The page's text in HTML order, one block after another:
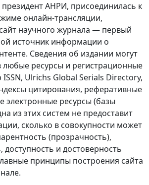
президент АНРИ, присоединилась к
онлайн-трансляции,
научного журнала — первый
источник информации о
Сведения об издании могут
ресурсы и регистрационные
ISSN, Ulrichs Global Serials Directory,
цитирования, реферативные
электронные ресурсы (базы
из этих систем не предоставит
сколько в совокупности может
(прозрачность),
доступность и достоверность
принципы построения сайта